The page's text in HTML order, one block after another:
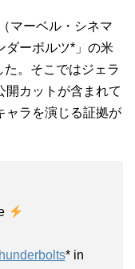
マーベル・シネマ
ダーボルツ*」の米
。そこではジェラ
開カットが含まれて
ャラを演じる証拠が
* in